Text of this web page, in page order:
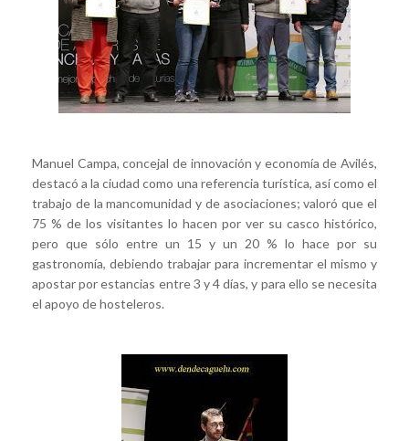
Manuel Campa, concejal de innovación y economía de Avilés,
destacó a la ciudad como una referencia turística, así como el
trabajo de la mancomunidad y de asociaciones; valoró que el
75 % de los visitantes lo hacen por ver su casco histórico,
pero que sólo entre un 15 y un 20 % lo hace por su
gastronomía, debiendo trabajar para incrementar el mismo y
apostar por estancias entre 3 y 4 días, y para ello se necesita
el apoyo de hosteleros.